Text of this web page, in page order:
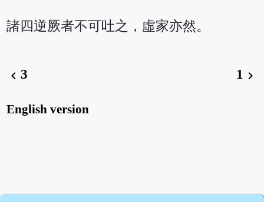
諸四逆厥者不可吐之，虛家亦然。
chevron_left3 1 chevron_right
English version